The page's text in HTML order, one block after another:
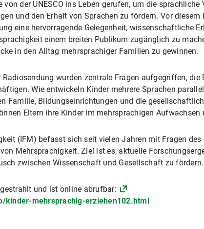
von der UNESCO ins Leben gerufen, um die
und den Erhalt von Sprachen zu fördern. Vor diesem
eine hervorragende Gelegenheit, wissenschaftliche
einem breiten Publikum zugänglich zu
in den Alltag mehrsprachiger Familien zu gewinnen.
Radiosendung wurden zentrale Fragen aufgegriffen, die
Wie entwickeln Kinder mehrere Sprachen
Familie, Bildungseinrichtungen und die
Eltern ihre Kinder im mehrsprachigen Aufwachsen
(IFM) befasst sich seit vielen Jahren mit Fragen des
Mehrsprachigkeit. Ziel ist es, aktuelle
zwischen Wissenschaft und Gesellschaft zu fördern.
und ist online abrufbar:
mehrsprachig-erziehen102.html